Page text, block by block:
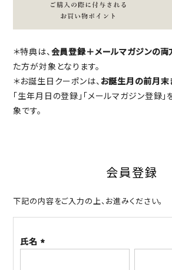
＊特典は、会員登録＋メールマガジンの両
た方が対象となります。
＊お誕生日クーポンは、 お誕生月の前月末
「生年月日の登録」「メールマガジン登録
象です。
会員登録
下記の内容をご入力の上、お進みください。
氏名